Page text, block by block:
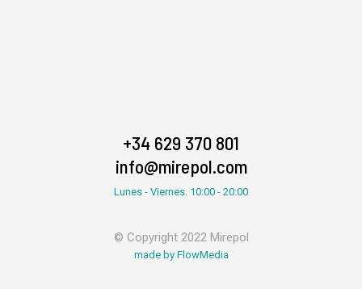
+34 629 370 801
info@mirepol.com
Lunes - Viernes. 10:00 - 20:00
© Copyright 2022 Mirepol
made by FlowMedia